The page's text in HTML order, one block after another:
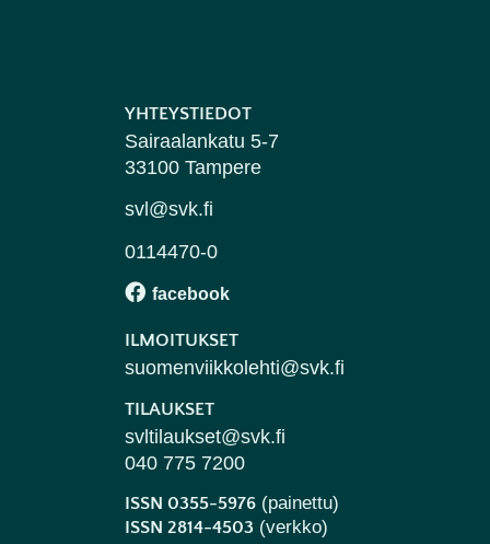
YHTEYSTIEDOT
Sairaalankatu 5-7
33100 Tampere
svl@svk.fi
0114470-0
ILMOITUKSET
suomenviikkolehti@svk.fi
TILAUKSET
svltilaukset@svk.fi
040 775 7200
ISSN 0355-5976 (painettu)
ISSN 2814-4503 (verkko)